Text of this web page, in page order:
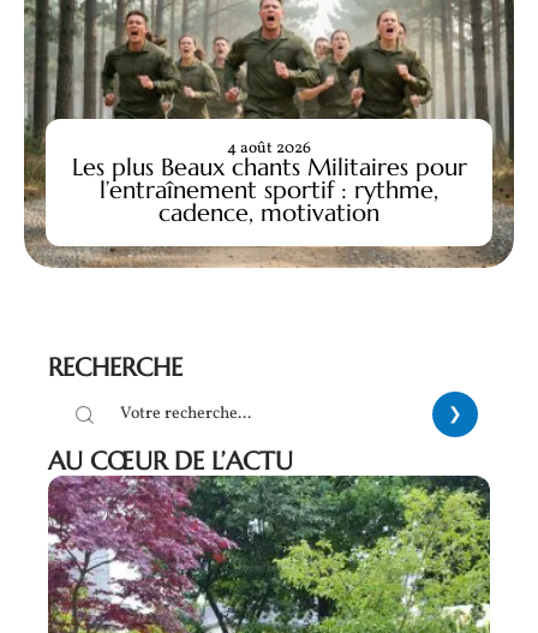
Les plus Beaux chants Militaires pour
l’entraînement sportif : rythme,
cadence, motivation
4 août 2026
RECHERCHE
AU CŒUR DE L’ACTU